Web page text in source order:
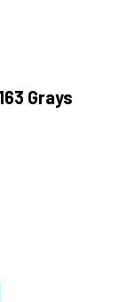
Grays